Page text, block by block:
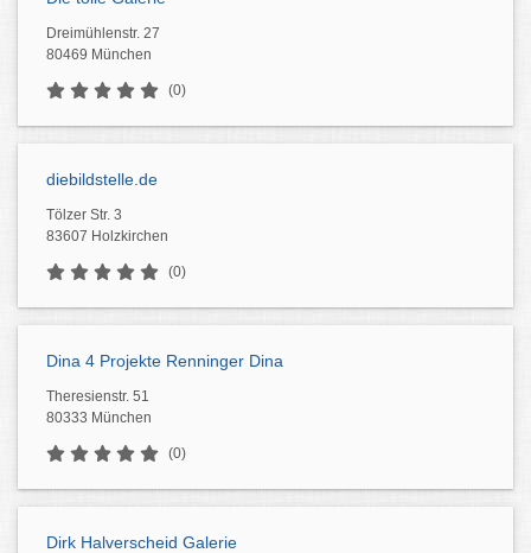
Dreimühlenstr. 27
80469 München
(0)
diebildstelle.de
Tölzer Str. 3
83607 Holzkirchen
(0)
Dina 4 Projekte Renninger Dina
Theresienstr. 51
80333 München
(0)
Dirk Halverscheid Galerie